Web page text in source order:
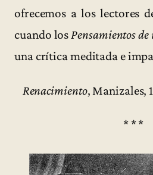
ofrecemos a los lectores
cuando losPensamientos
una crítica meditada e
Renacimiento, Manizales,
* * *